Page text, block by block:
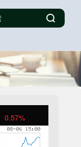
0.57%